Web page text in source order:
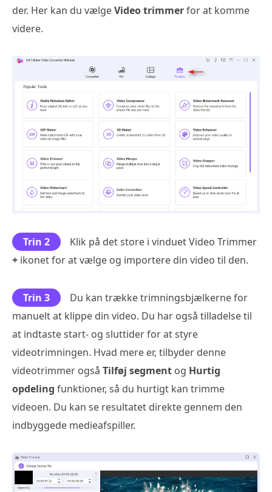
der. Her kan du vælgeVideo trimmerfor at komme
videre.
Trin 2
Klik på det store i vinduet Video Trimmer
+ ikonet for at vælge og importere din video til den.
Trin 3
Du kan trække trimningsbjælkerne for
manuelt at klippe din video. Du har også tilladelse til
at indtaste start- og sluttider for at styre
videotrimningen. Hvad mere er, tilbyder denne
videotrimmer også Tilføj segment og Hurtig
opdeling funktioner, så du hurtigt kan trimme
videoen. Du kan se resultatet direkte gennem den
indbyggede medieafspiller.